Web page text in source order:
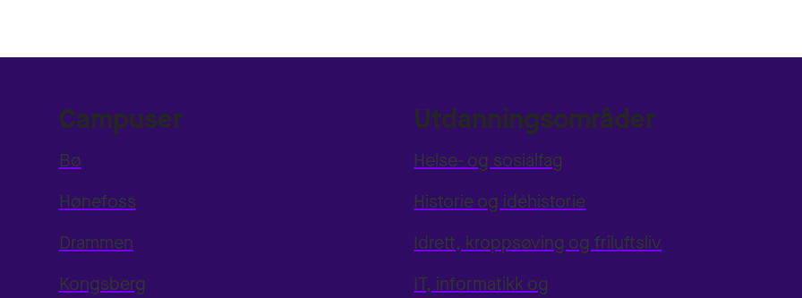
Campuser
Bø
Hønefoss
Drammen
Kongsberg
Utdanningsområder
Helse- og sosialfag
Historie og idéhistorie
Idrett, kroppsøving og friluftsliv
IT, informatikk og